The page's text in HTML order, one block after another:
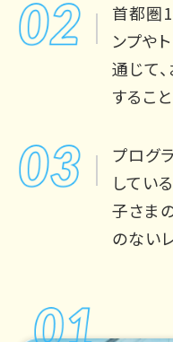
首都圏
ンプや
通じて
するこ
プログ
してい
子さま
のない